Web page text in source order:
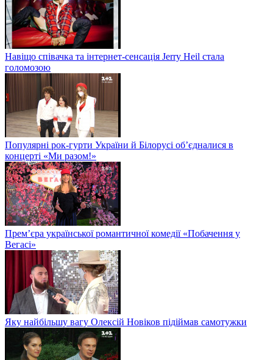
Навіщо співачка та інтернет-сенсація Jerry Heil стала
голомозою
Популярні рок-гурти України й Білорусі об’єдналися в
концерті «Ми разом!»
Прем’єра української романтичної комедії «Побачення у
Вегасі»
Яку найбільшу вагу Олексій Новіков підіймав самотужки